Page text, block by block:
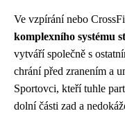
Ve vzpírání nebo
komplexního systému
vytváří společně s
chrání před zranením a
Sportovci, kteří tuhle
dolní části zad a